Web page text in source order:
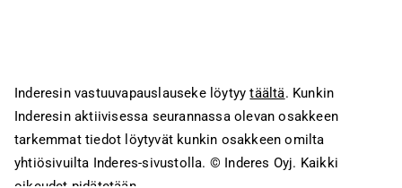
Inderesin vastuuvapauslauseke löytyytäältä. Kunkin
Inderesin aktiivisessa seurannassa olevan osakkeen
tarkemmat tiedot löytyvät kunkin osakkeen omilta
yhtiösivuilta Inderes-sivustolla. © Inderes Oyj. Kaikki